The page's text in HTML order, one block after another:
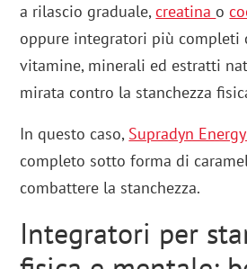
a rilascio graduale,creatina o
oppure integratori più completi
vitamine, minerali ed estratti
mirata contro la stanchezza
In questo caso, Supradyn Energy
completo sotto forma di
combattere la stanchezza.
Integratori per